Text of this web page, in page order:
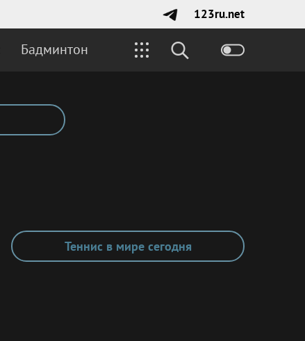
123ru.net
Бадминтон
Теннис в мире сегодня